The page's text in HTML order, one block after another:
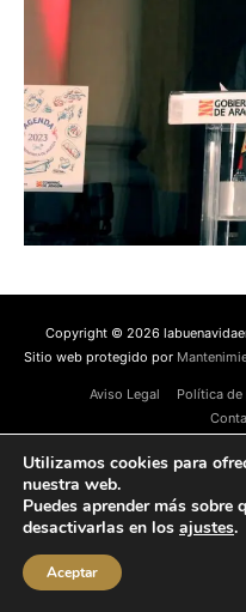
Copyright © 2026
Sitio web protegido por
Aviso Legal Política
Utilizamos cookies para
nuestra web.
Puedes aprender más
desactivarlas en los ajustes.
Aceptar